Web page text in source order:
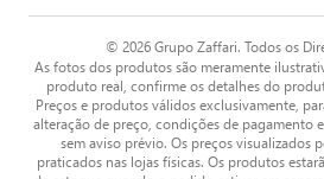
© 2026 Grupo Zaffari. Todos os
As fotos dos produtos são meramente
produto real, confirme os detalhes do
Preços e produtos válidos exclusivamente,
alteração de preço, condições de pagamento
sem aviso prévio. Os preços visualizados
praticados nas lojas físicas. Os produtos